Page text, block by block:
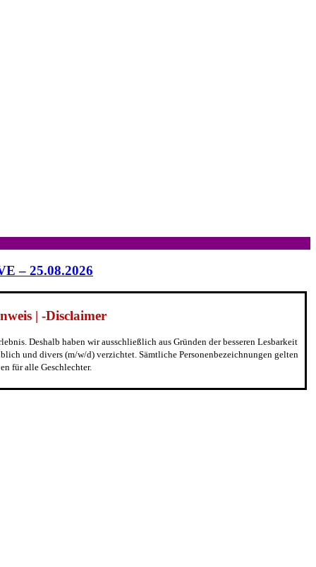
– 25.08.2026
| -Disclaimer
Deshalb haben wir ausschließlich aus Gründen der besseren Lesbarkeit
und divers (m/w/d) verzichtet. Sämtliche Personenbezeichnungen gelten
für alle Geschlechter.